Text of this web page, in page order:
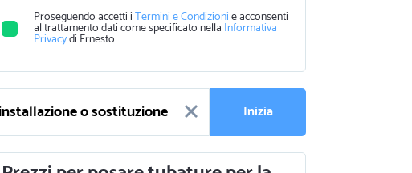
Proseguendo accetti iTermini e Condizionie acconsenti
al trattamento dati come specificato nella Informativa
Privacydi Ernesto
Inizia